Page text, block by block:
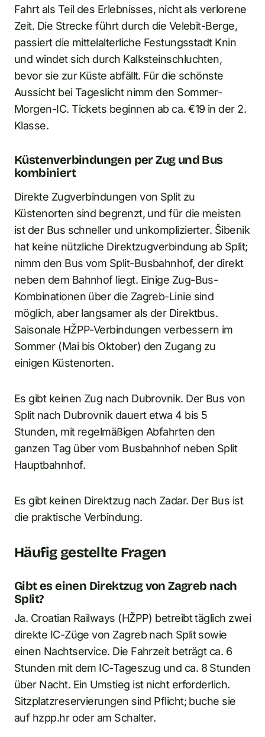
Fahrt als Teil des Erlebnisses, nicht als verlorene
Zeit. Die Strecke führt durch die Velebit-Berge,
passiert die mittelalterliche Festungsstadt Knin
und windet sich durch Kalksteinschluchten,
bevor sie zur Küste abfällt. Für die schönste
Aussicht bei Tageslicht nimm den Sommer-
Morgen-IC. Tickets beginnen ab ca. €19 in der 2.
Klasse.
Küstenverbindungen per Zug und Bus
kombiniert
Direkte Zugverbindungen von Split zu
Küstenorten sind begrenzt, und für die meisten
ist der Bus schneller und unkomplizierter. Šibenik
hat keine nützliche Direktzugverbindung ab Split;
nimm den Bus vom Split-Busbahnhof, der direkt
neben dem Bahnhof liegt. Einige Zug-Bus-
Kombinationen über die Zagreb-Linie sind
möglich, aber langsamer als der Direktbus.
Saisonale HŽPP-Verbindungen verbessern im
Sommer (Mai bis Oktober) den Zugang zu
einigen Küstenorten.
Es gibt keinen Zug nach Dubrovnik. Der Bus von
Split nach Dubrovnik dauert etwa 4 bis 5
Stunden, mit regelmäßigen Abfahrten den
ganzen Tag über vom Busbahnhof neben Split
Hauptbahnhof.
Es gibt keinen Direktzug nach Zadar. Der Bus ist
die praktische Verbindung.
Häufig gestellte Fragen
Gibt es einen Direktzug von Zagreb nach
Split?
Ja. Croatian Railways (HŽPP) betreibt täglich zwei
direkte IC-Züge von Zagreb nach Split sowie
einen Nachtservice. Die Fahrzeit beträgt ca. 6
Stunden mit dem IC-Tageszug und ca. 8 Stunden
über Nacht. Ein Umstieg ist nicht erforderlich.
Sitzplatzreservierungen sind Pflicht; buche sie
auf hzpp.hr oder am Schalter.